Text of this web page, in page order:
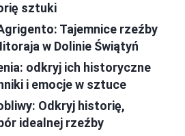
sztuki
Tajemnice rzeźby
w Dolinie Świątyń
odkryj ich historyczne
i emocje w sztuce
Odkryj historię,
idealnej rzeźby